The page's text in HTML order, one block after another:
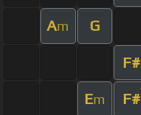
Am G
F#
Em F#